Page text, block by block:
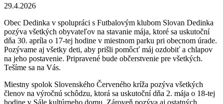
29.4.2026
Obec Dedinka v spolupráci s Futbalovým klubom Slovan Dedinka
pozýva všetkých obyvateľov na stavanie mája, ktoré sa uskutoční
dňa 30. apríla o 17-tej hodine v miestnom parku pri obecnom úrade.
Pozývame aj všetky deti, aby prišli pomôcť máj ozdobiť a chlapov
na jeho postavenie. Pripravené bude občerstvenie pre všetkých.
Tešíme sa na Vás.
Miestny spolok Slovenského Červeného kríža pozýva všetkých
členov na výročnú schôdzu, ktorá sa uskutoční dňa 2. mája o 18-tej
hodine v Sále kultúrneho domu. Zároveň pozýva aj ostatných